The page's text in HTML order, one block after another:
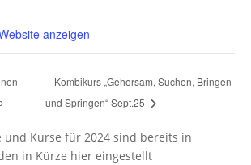
anzeigen
Kombikurs „Gehorsam, Suchen, Bringen
und Springen“ Sept.25
und Kurse für 2024 sind bereits in
in Kürze hier eingestellt